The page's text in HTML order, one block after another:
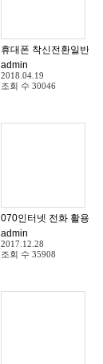
휴대폰 착신전환일반
admin
2018.04.19
조회 수 30046
070인터넷 전화 활용하
admin
2017.12.28
조회 수 35908